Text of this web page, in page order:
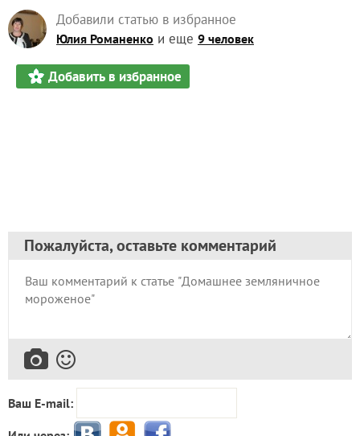
Добавили статью в избранное
Юлия Романенко и еще 9 человек
Добавить в избранное
Пожалуйста, оставьте комментарий
Ваш E-mail: